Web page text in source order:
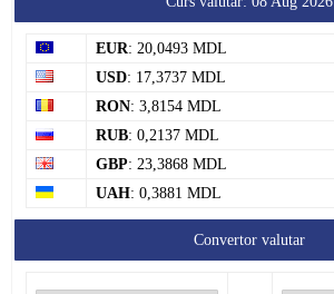
EUR: 20,0493 MDL
USD: 17,3737 MDL
RON: 3,8154 MDL
RUB: 0,2137 MDL
GBP: 23,3868 MDL
UAH: 0,3881 MDL
Convertor valutar